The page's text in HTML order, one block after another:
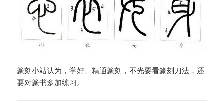
篆刻小站认为，学好、精通篆刻，不光要看篆刻刀法，还
要对篆书多加练习。